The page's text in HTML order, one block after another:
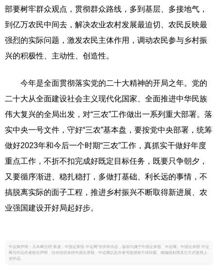
部要树牢群众观点，贯彻群众路线，多到基层、多接地气，
到亿万农民中间去，解决农业农村发展最迫切、农民反映最
强烈的实际问题，激发农民主体作用，调动农民参与乡村振
兴的积极性、主动性、创造性。
今年是全面贯彻落实党的二十大精神的开局之年。党的
二十大从全面建设社会主义现代化国家、全面推进中华民族
伟大复兴的全局出发，对“三农”工作做出一系列重大部署。落
实中央一号文件，守好“三农”基本盘，要按党中央部署，统筹
做好2023年和今后一个时期“三农”工作，真抓实干做好年度
重点工作，不折不扣完成好既定目标任务，既要只争朝夕，
又要循序渐进、稳扎稳打，多做打基础、利长远的事情，不
搞脱离实际的面子工程，推进乡村振兴不断取得新进展、农
业强国建设开好局起好步。
中证网声明：凡本网注明“来源：中国证券报·中证网”的所有作品，版权均属于中国证券报、中证网。中国证券报·中证
网与作品作者联合声明，任何组织未经中国证券报、中证网以及作者书面授权不得转载、摘编或利用其它方式使用上
述作品。